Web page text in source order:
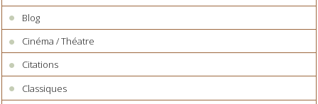
Blog
Cinéma / Théatre
Citations
Classiques